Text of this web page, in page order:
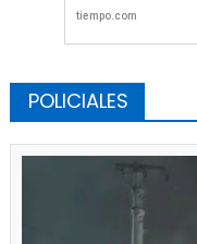
POLICIALES